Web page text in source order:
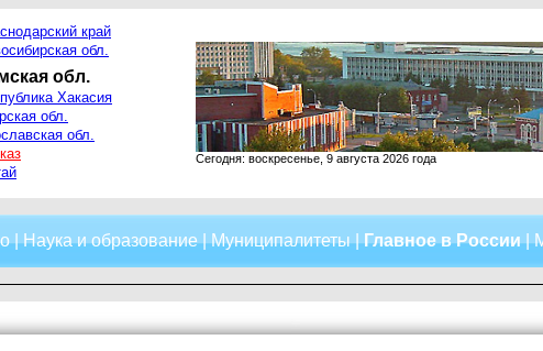
край
обл.
обл.
Хакасия
обл.
обл.
Сегодня: воскресенье, 9 августа 2026 года
|Наука и образование|Муниципалитеты|Главное в России|